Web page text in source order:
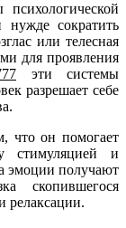
нужде сократить
или телесная
для проявления
эти системы
разрешает себе
что он помогает
стимуляцией и
эмоции получают
скопившегося
релаксации.